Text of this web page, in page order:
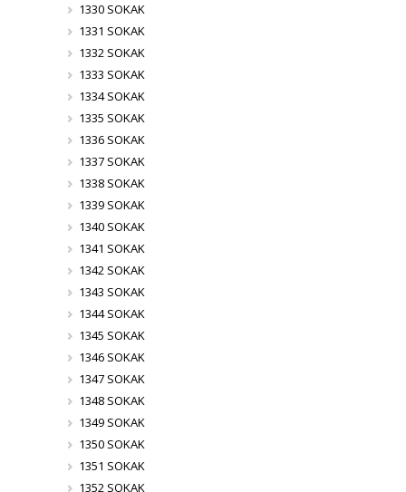
1330 SOKAK
1331 SOKAK
1332 SOKAK
1333 SOKAK
1334 SOKAK
1335 SOKAK
1336 SOKAK
1337 SOKAK
1338 SOKAK
1339 SOKAK
1340 SOKAK
1341 SOKAK
1342 SOKAK
1343 SOKAK
1344 SOKAK
1345 SOKAK
1346 SOKAK
1347 SOKAK
1348 SOKAK
1349 SOKAK
1350 SOKAK
1351 SOKAK
1352 SOKAK